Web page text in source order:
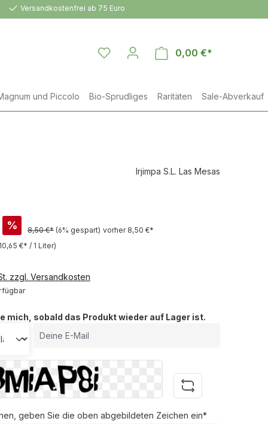
Versandkostenfrei ab 75 Euro
0,00 €*
und Piccolo Bio-Sprudliges Raritäten Sale-Abverkauf
Irjimpa S.L. Las Mesas
% 8,50 €* (6% gespart) vorher 8,50 €*
€* / 1 Liter)
zzgl. Versandkosten
mich, sobald das Produkt wieder auf Lager ist.
geben Sie die oben abgebildeten Zeichen ein*